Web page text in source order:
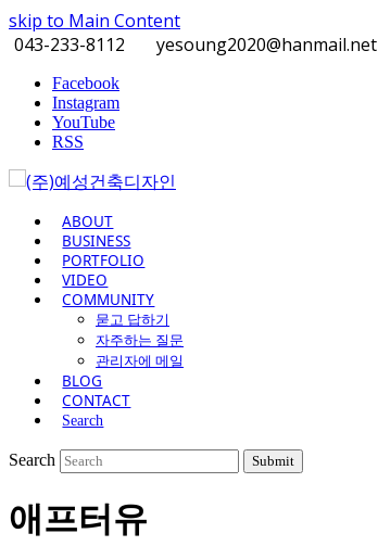
skip to Main Content
043-233-8112
yesoung2020@hanmail.net
Facebook
Instagram
YouTube
RSS
ABOUT
BUSINESS
PORTFOLIO
VIDEO
COMMUNITY
묻고 답하기
자주하는 질문
관리자에 메일
BLOG
CONTACT
Search
Search Submit
애프터유